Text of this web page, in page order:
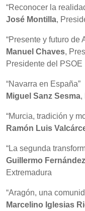
“Reconocer la
José Montilla,
“Presente y futuro de
Manuel Chaves,
Presidente del PSOE
“Navarra en España”
Miguel Sanz Sesma,
“Murcia, tradición y
Ramón Luis
“La segunda
Guillermo
Extremadura
“Aragón, una
Marcelino Iglesias